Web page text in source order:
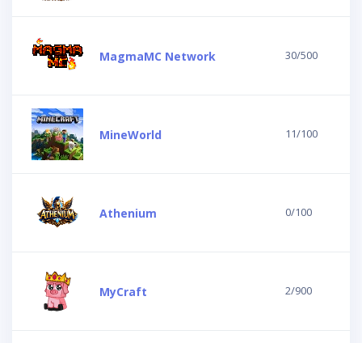
MagmaMC Network 30/500
MineWorld 11/100
Athenium 0/100
MyCraft 2/900